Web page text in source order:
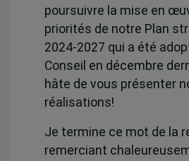
poursuivre la mise en
priorités de notre Plan
2024-2027 qui a été
Conseil en décembre
hâte de vous présenter
réalisations!
Je termine ce mot de la
remerciant